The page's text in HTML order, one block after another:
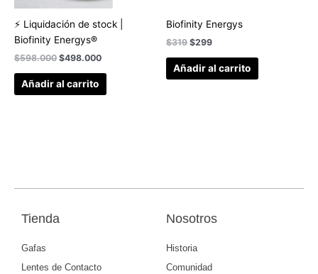
⚡ Liquidación de stock |
Biofinity Energys®
$598.000 $498.000
Añadir al carrito
Biofinity Energys
$319 $299
Añadir al carrito
Tienda
Gafas
Lentes de Contacto
Nosotros
Historia
Comunidad